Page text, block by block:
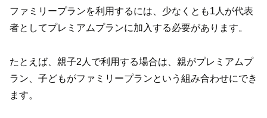
ファミリープランを利用するには、少なくとも1人が代表
者としてプレミアムプランに加入する必要があります。
たとえば、親子2人で利用する場合は、親がプレミアムプ
ラン、子どもがファミリープランという組み合わせにでき
ます。